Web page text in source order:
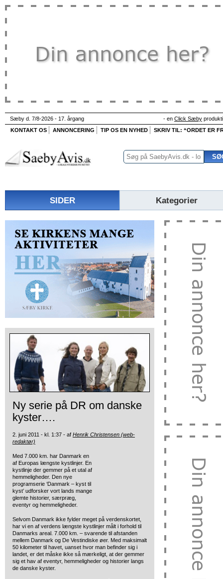
Sæby d. 7/8-2026 - 17. årgang - en Click Sæby
KONTAKT OS
ANNONCERING TIP OS EN NYHED SKRIV TIL: “ORDET ER
SIDER Kategorier
Ny serie på DR om danske
kyster….
2. juni 2011 - kl. 1:37 - af Henrik Christensen (web-
redaktør)
Med 7.000 km. har Danmark en
af Europas længste kystlinjer. En
kystlinje der gemmer på et utal af
hemmeligheder. Den nye
programserie ‘Danmark – kyst til
kyst’ udforsker vort lands mange
glemte historier, særpræg,
eventyr og hemmeligheder.
Selvom Danmark ikke fylder meget på verdenskortet,
har vi en af verdens længste kystlinjer målt i forhold til
Danmarks areal. 7.000 km. – svarende til afstanden
mellem Danmark og De Vestindiske øer. Med maksimalt
50 kilometer til havet, uanset hvor man befinder sig i
landet, er det måske ikke så mærkeligt, at der gemmer
sig et hav af eventyr, hemmeligheder og historier langs
de danske kyster.